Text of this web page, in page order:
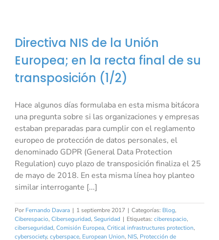
Directiva NIS de la Unión
Europea; en la recta final de su
transposición (1/2)
Hace algunos días formulaba en esta misma bitácora
una pregunta sobre si las organizaciones y empresas
estaban preparadas para cumplir con el reglamento
europeo de protección de datos personales, el
denominado GDPR (General Data Protection
Regulation) cuyo plazo de transposición finaliza el 25
de mayo de 2018. En esta misma línea hoy planteo
similar interrogante [...]
Por Fernando Davara | 1 septiembre 2017 | Categorías: Blog,
Ciberespacio, Ciberseguridad, Seguridad | Etiquetas: ciberespacio,
ciberseguridad, Comisión Europea, Critical infrastructures protection,
cybersociety, cyberspace, European Union, NIS, Protección de